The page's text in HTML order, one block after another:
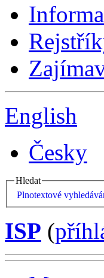
English
Česky
Hledat
Plnotextové
ISP (